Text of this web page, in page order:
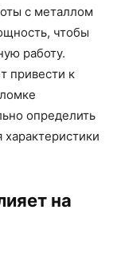
с металлом
чтобы
работу.
привести к
определить
на